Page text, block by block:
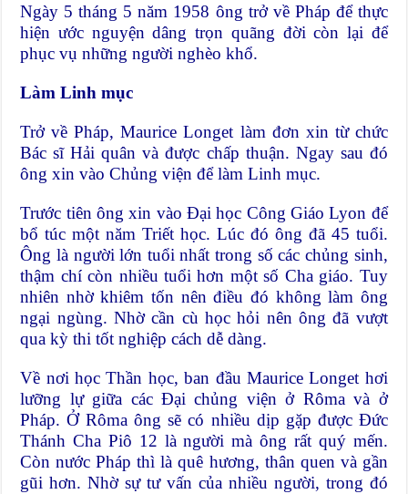
Ngày 5 tháng 5 năm 1958 ông trở về Pháp để thực
hiện ước nguyện dâng trọn quãng đời còn lại để
phục vụ những người nghèo khổ.
Làm Linh mục
Trở về Pháp, Maurice Longet làm đơn xin từ chức
Bác sĩ Hải quân và được chấp thuận. Ngay sau đó
ông xin vào Chủng viện để làm Linh mục.
Trước tiên ông xin vào Đại học Công Giáo Lyon để
bổ túc một năm Triết học. Lúc đó ông đã 45 tuổi.
Ông là người lớn tuổi nhất trong số các chủng sinh,
thậm chí còn nhiều tuổi hơn một số Cha giáo. Tuy
nhiên nhờ khiêm tốn nên điều đó không làm ông
ngại ngùng. Nhờ cần cù học hỏi nên ông đã vượt
qua kỳ thi tốt nghiệp cách dễ dàng.
Về nơi học Thần học, ban đầu Maurice Longet hơi
lưỡng lự giữa các Đại chủng viện ở Rôma và ở
Pháp. Ở Rôma ông sẽ có nhiều dịp gặp được Đức
Thánh Cha Piô 12 là người mà ông rất quý mến.
Còn nước Pháp thì là quê hương, thân quen và gần
gũi hơn. Nhờ sự tư vấn của nhiều người, trong đó